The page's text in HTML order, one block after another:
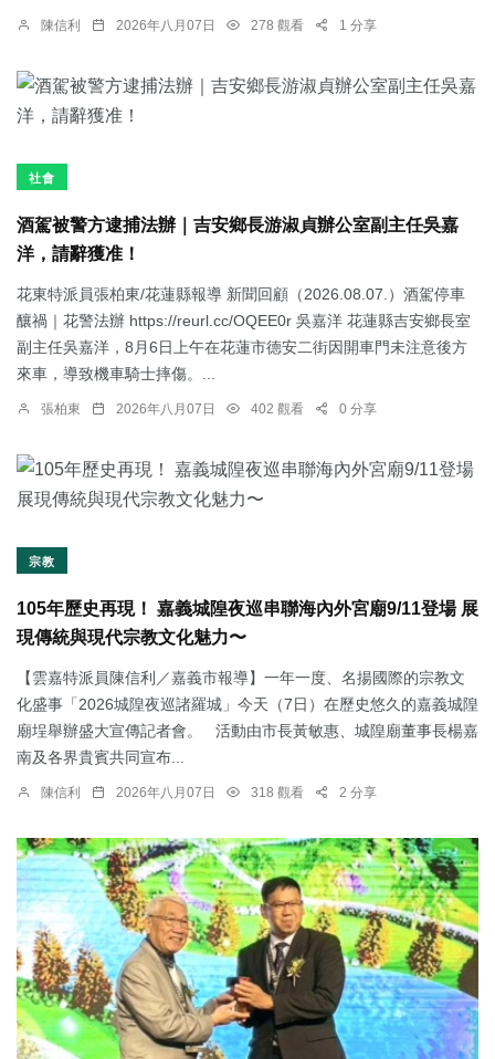
陳信利 2026年八月07日 278 觀看 1 分享
社會
酒駕被警方逮捕法辦｜吉安鄉長游淑貞辦公室副主任吳嘉
洋，請辭獲准！
花東特派員張柏東/花蓮縣報導 新聞回顧（2026.08.07.）酒駕停車
釀禍｜花警法辦 https://reurl.cc/OQEE0r 吳嘉洋 花蓮縣吉安鄉長室
副主任吳嘉洋，8月6日上午在花蓮市德安二街因開車門未注意後方
來車，導致機車騎士摔傷。...
張柏東 2026年八月07日 402 觀看 0 分享
宗教
105年歷史再現！ 嘉義城隍夜巡串聯海內外宮廟9/11登場 展
現傳統與現代宗教文化魅力〜
【雲嘉特派員陳信利／嘉義市報導】一年一度、名揚國際的宗教文
化盛事「2026城隍夜巡諸羅城」今天（7日）在歷史悠久的嘉義城隍
廟埕舉辦盛大宣傳記者會。 活動由市長黃敏惠、城隍廟董事長楊嘉
南及各界貴賓共同宣布...
陳信利 2026年八月07日 318 觀看 2 分享